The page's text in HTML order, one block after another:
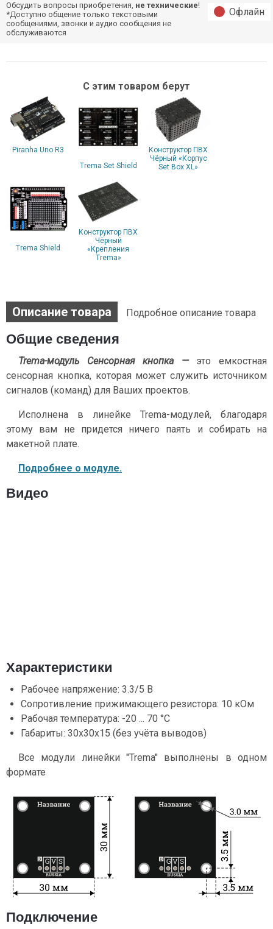
Обсудить вопросы приобретения, не технические!
*Доступно общение только текстовыми
сообщениями, звонки и аудио сообщения не
обслуживаются
Офлайн
С этим товаром берут
Piranha Uno R3
Trema Set Shield
Конструктор ПВХ
Чёрный «Корпус
Set Box XL»
Trema Shield
Конструктор ПВХ
Чёрный
«Крепления
Trema»
Описание товара Подробное описание товара
Общие сведения
Trema-модуль Сенсорная кнопка —это емкостная
сенсорная кнопка, которая может служить источником
сигналов (команд) для Ваших проектов.
Исполнена в линейке Trema-модулей, благодаря
этому вам не придется ничего паять и собирать на
макетной плате.
Подробнее о модуле.
Видео
Характеристики
Рабочее напряжение: 3.3/5 В
Сопротивление прижимающего резистора: 10 кОм
Рабочая температура: -20 ... 70 °C
Габариты: 30x30x15 (без учёта выводов)
Все модули линейки "Trema" выполнены в одном
формате
Подключение